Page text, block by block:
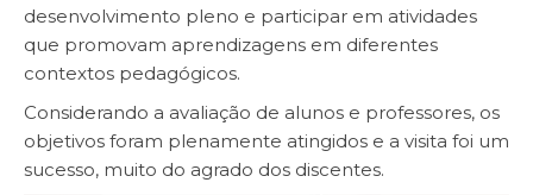
desenvolvimento pleno e participar em atividades
que promovam aprendizagens em diferentes
contextos pedagógicos.
Considerando a avaliação de alunos e professores, os
objetivos foram plenamente atingidos e a visita foi um
sucesso, muito do agrado dos discentes.